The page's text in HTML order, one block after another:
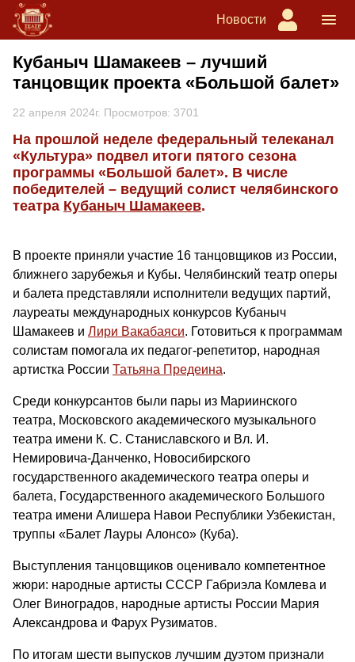
Новости
Кубаныч Шамакеев – лучший
танцовщик проекта «Большой балет»
22 апреля 2024г. Просмотров: 3701
На прошлой неделе федеральный телеканал
«Культура» подвел итоги пятого сезона
программы «Большой балет». В числе
победителей – ведущий солист челябинского
театра Кубаныч Шамакеев.
В проекте приняли участие 16 танцовщиков из России,
ближнего зарубежья и Кубы. Челябинский театр оперы
и балета представляли исполнители ведущих партий,
лауреаты международных конкурсов Кубаныч
Шамакеев и Лири Вакабаяси. Готовиться к программам
солистам помогала их педагог-репетитор, народная
артистка России Татьяна Предеина.
Среди конкурсантов были пары из Мариинского
театра, Московского академического музыкального
театра имени К. С. Станиславского и Вл. И.
Немировича-Данченко, Новосибирского
государственного академического театра оперы и
балета, Государственного академического Большого
театра имени Алишера Навои Республики Узбекистан,
труппы «Балет Лауры Алонсо» (Куба).
Выступления танцовщиков оценивало компетентное
жюри: народные артисты СССР Габриэла Комлева и
Олег Виноградов, народные артисты России Мария
Александрова и Фарух Рузиматов.
По итогам шести выпусков лучшим дуэтом признали